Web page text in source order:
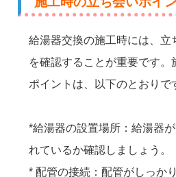
給湯器交換の施工時には、立
を確認することが重要です。
ポイントは、以下のとおりで
*給湯器の設置場所：給湯器
れているか確認しましょう。
* 配管の接続：配管がしっか